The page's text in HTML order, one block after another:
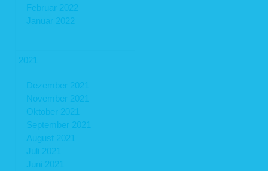
Februar 2022
Januar 2022
2021
Dezember 2021
November 2021
Oktober 2021
September 2021
August 2021
Juli 2021
Juni 2021